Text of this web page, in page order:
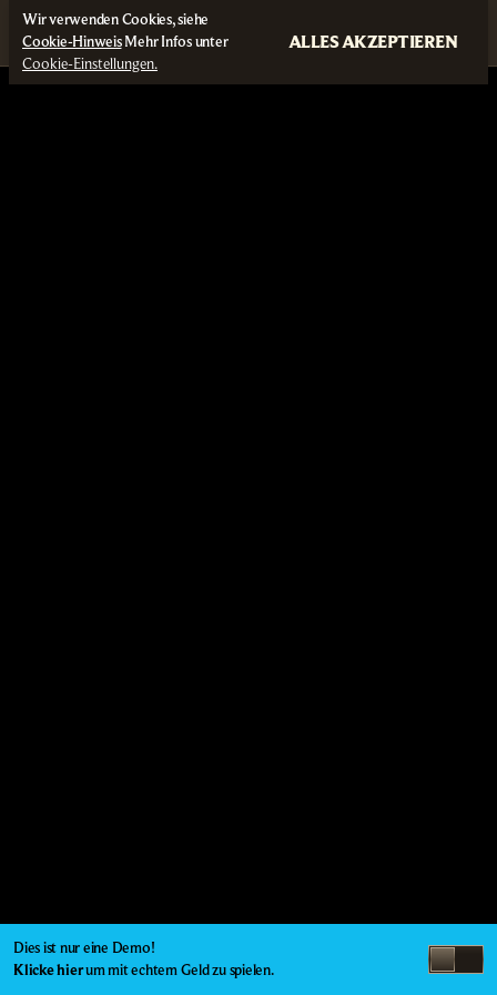
Dies ist nur eine Demo!
Klicke hierum mit echtem Geld zu spielen.
Wir verwenden Cookies, siehe
Cookie-HinweisMehr Infos unter
Cookie-Einstellungen.
ALLES AKZEPTIEREN